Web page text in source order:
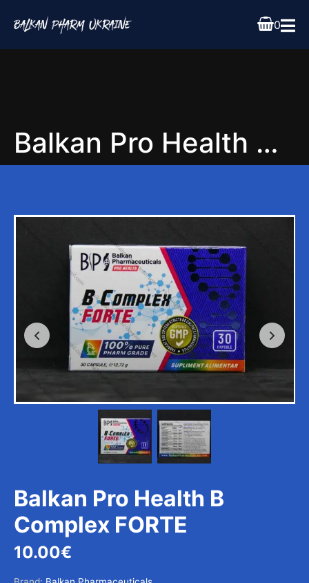
0
Balkan Pro Health B Complex FORTE
Balkan Pro Health B
Complex FORTE
10.00€